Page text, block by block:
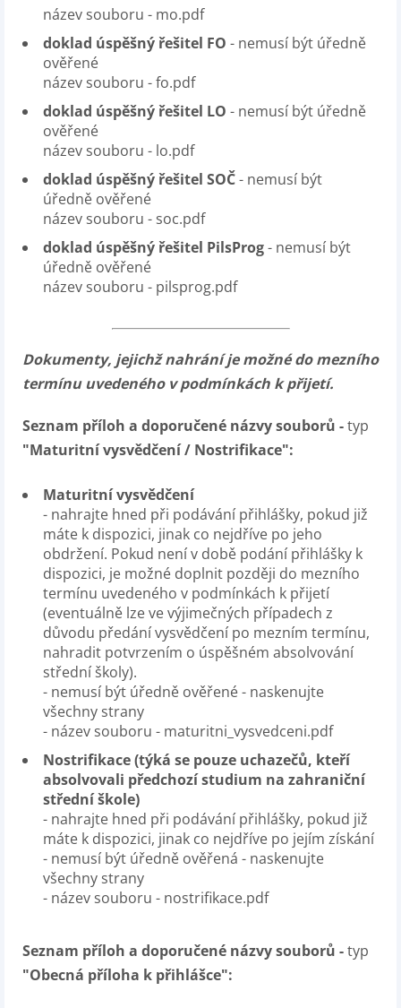
název souboru - mo.pdf
doklad úspěšný řešitel FO - nemusí být úředně
ověřené
název souboru - fo.pdf
doklad úspěšný řešitel LO - nemusí být úředně
ověřené
název souboru - lo.pdf
doklad úspěšný řešitel SOČ- nemusí být
úředně ověřené
název souboru - soc.pdf
doklad úspěšný řešitel PilsProg- nemusí být
úředně ověřené
název souboru - pilsprog.pdf
Dokumenty, jejichž nahrání je možné do mezního
termínu uvedeného v podmínkách k přijetí.
Seznam příloh a doporučené názvy souborů -typ
"Maturitní vysvědčení / Nostrifikace":
Maturitní vysvědčení
- nahrajte hned při podávání přihlášky, pokud již
máte k dispozici, jinak co nejdříve po jeho
obdržení. Pokud není v době podání přihlášky k
dispozici, je možné doplnit později do mezního
termínu uvedeného v podmínkách k přijetí
(eventuálně lze ve výjimečných případech z
důvodu předání vysvědčení po mezním termínu,
nahradit potvrzením o úspěšném absolvování
střední školy).
- nemusí být úředně ověřené - naskenujte
všechny strany
- název souboru - maturitni_vysvedceni.pdf
Nostrifikace (týká se pouze uchazečů, kteří
absolvovali předchozí studium na zahraniční
střední škole)
- nahrajte hned při podávání přihlášky, pokud již
máte k dispozici, jinak co nejdříve po jejím získání
- nemusí být úředně ověřená - naskenujte
všechny strany
- název souboru - nostrifikace.pdf
Seznam příloh a doporučené názvy souborů -typ
"Obecná příloha k přihlášce":